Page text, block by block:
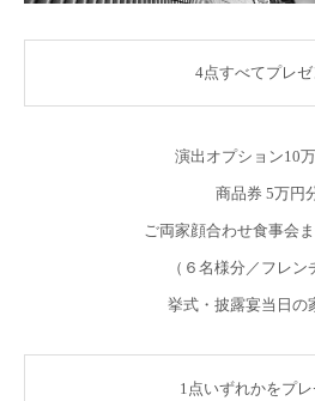
4点すべてプレゼ
演出オプション10
商品券 5万円
ご両家顔合わせ食事会
（６名様分／フレン
挙式・披露宴当日の
1点いずれかをプレ